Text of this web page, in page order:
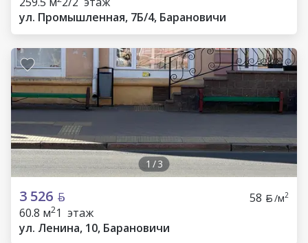
ул. Промышленная, 7Б/4, Барановичи
1 /3
3 526 58 /м2
60.8 м21 этаж
ул. Ленина, 10, Барановичи